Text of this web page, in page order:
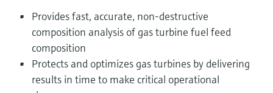
Найти, выбрать и настроить продукты,
используя параметры приложения
Получение информации о
Купить всё
Memosens technology
Купить всё
Купить всё
промышленности посредством
цифровизации
Операционная эффективность
производства благодаря
Provides fast, accurate, non-destructive
composition analysis of gas turbine fuel feed
composition
Protects and optimizes gas turbines by delivering
results in time to make critical operational